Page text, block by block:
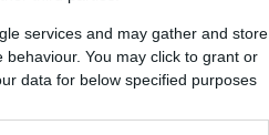
services and may gather and store
You may click to grant or
data for below specified purposes
the